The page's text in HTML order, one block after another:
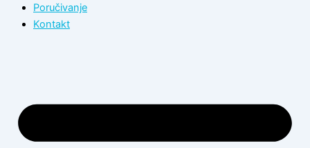
Poručivanje
Kontakt